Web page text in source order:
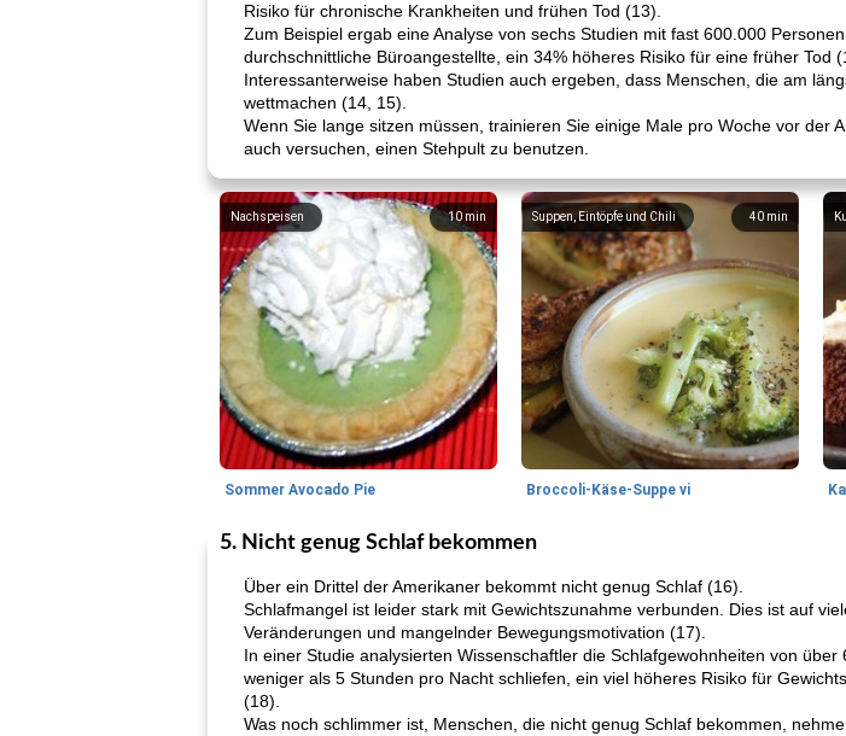
Risiko für chronische Krankheiten und frühen Tod (13).
Zum Beispiel ergab eine Analyse von sechs Studien mit fast 600.000
durchschnittliche Büroangestellte, ein 34% höheres Risiko für eine früher Tod
Interessanterweise haben Studien auch ergeben, dass Menschen, die am
wettmachen (14, 15).
Wenn Sie lange sitzen müssen, trainieren Sie einige Male pro Woche vor der
auch versuchen, einen Stehpult zu benutzen.
10 min
Nachspeisen
Sommer Avocado Pie
40 min
Suppen, Eintöpfe und Chili
Broccoli-Käse-Suppe vi
5. Nicht genug Schlaf bekommen
Über ein Drittel der Amerikaner bekommt nicht genug Schlaf (16).
Schlafmangel ist leider stark mit Gewichtszunahme verbunden. Dies ist auf
Veränderungen und mangelnder Bewegungsmotivation (17).
In einer Studie analysierten Wissenschaftler die Schlafgewohnheiten von
weniger als 5 Stunden pro Nacht schliefen, ein viel höheres Risiko für
(18).
Was noch schlimmer ist, Menschen, die nicht genug Schlaf bekommen,